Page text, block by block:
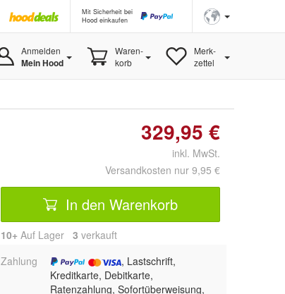
Mit Sicherheit bei
Hood einkaufen
Anmelden
Mein Hood
Waren-
korb
Merk-
zettel
329,95 €
inkl. MwSt.
Versandkosten nur 9,95 €
In den Warenkorb
10+ Auf Lager 3 verkauft
Zahlung
, Lastschrift,
Kreditkarte, Debitkarte,
Ratenzahlung, Sofortüberweisung,